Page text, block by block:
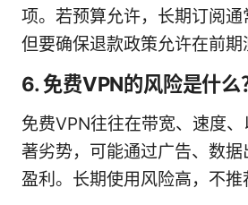
项。若预算允许，长期订阅通
但要确保退款政策允许在前期
6. 免费VPN的风险是什么
免费VPN往往在带宽、速度
著劣势，可能通过广告、数
盈利。长期使用风险高，不推